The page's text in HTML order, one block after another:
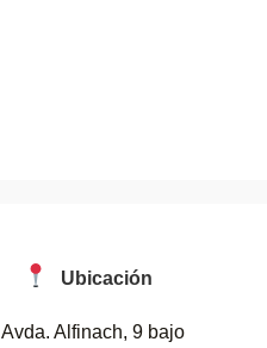
Ubicación
Avda. Alfinach, 9 bajo